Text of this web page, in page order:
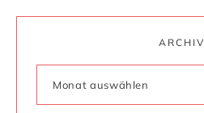
ARCHIV